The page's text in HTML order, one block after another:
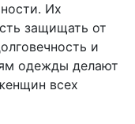
Их
защищать от
и
одежды делают
всех